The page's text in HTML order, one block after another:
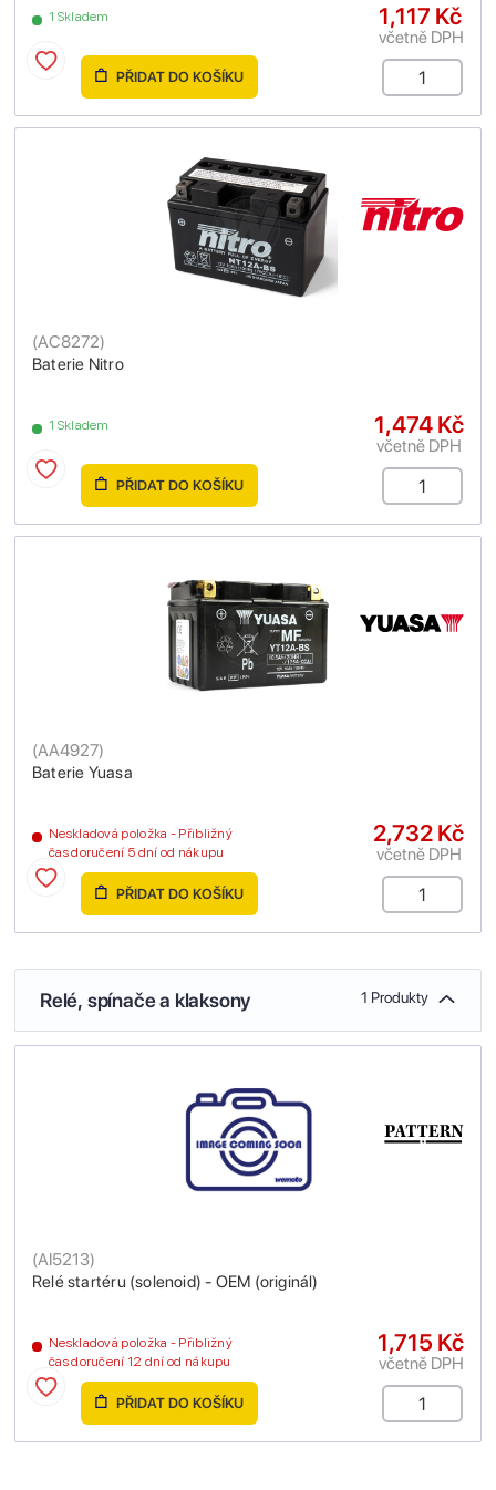
1 Skladem 1,117 Kč
včetně DPH
PŘIDAT DO KOŠÍKU
Baterie Nitro
(AC8272)
1 Skladem 1,474 Kč
včetně DPH
PŘIDAT DO KOŠÍKU
Baterie Yuasa
(AA4927)
Neskladová položka - Přibližný
čas doručení 5 dní od nákupu
2,732 Kč
včetně DPH
PŘIDAT DO KOŠÍKU
Relé, spínače a klaksony 1 Produkty
Relé startéru (solenoid) - OEM (originál)
(AI5213)
Neskladová položka - Přibližný
čas doručení 12 dní od nákupu
1,715 Kč
včetně DPH
PŘIDAT DO KOŠÍKU